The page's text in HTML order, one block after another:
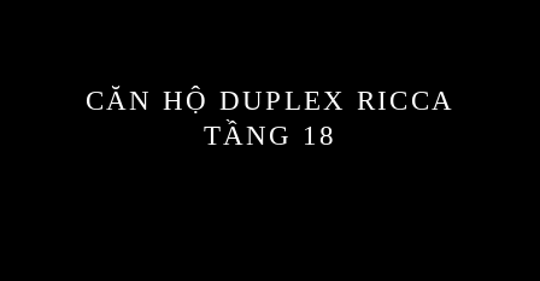
CĂN HỘ DUPLEX RICCA
TẦNG 18